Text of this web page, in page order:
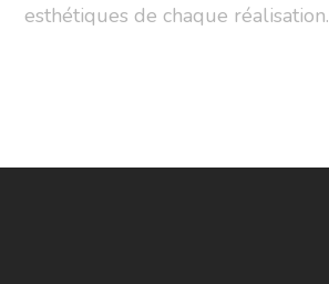
esthétiques de chaque réalisation.